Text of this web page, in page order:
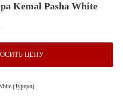
Kemal Pasha White
ЦЕНУ
(Турция)